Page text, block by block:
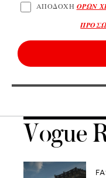
ΑΠΟΔΟΧΗ ΟΡΩΝ
Vogue